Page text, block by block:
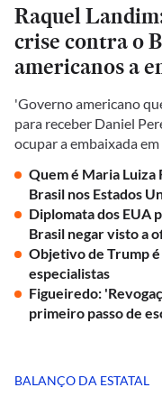
Raquel
crise contra o
americanos a
'Governo americano
para receber Daniel
ocupar a embaixada
Quem é Maria
Brasil nos Estados
Diplomata dos EUA
Brasil negar visto a
Objetivo de Trump
especialistas
Figueiredo:
primeiro passo de
BALANÇO DA ESTATAL